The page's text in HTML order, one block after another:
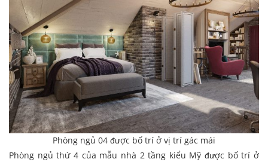
Phòng ngủ 04 được bố trí ở vị trí gác mái
Phòng ngủ thứ 4 của mẫu nhà 2 tầng kiểu Mỹ được bố trí ở